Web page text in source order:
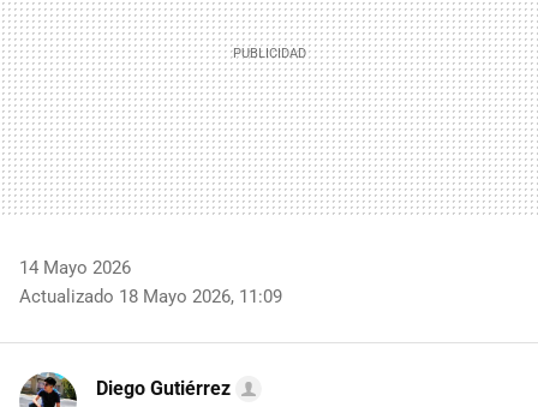
14 Mayo 2026
Actualizado 18 Mayo 2026, 11:09
Diego Gutiérrez